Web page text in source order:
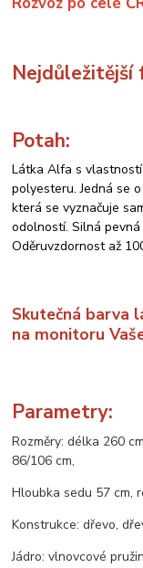
Nejdůležitější
Potah:
Látka Alfa s
polyesteru. Jedná se
která se vyznačuje
odolností. Silná
Oděruvzdornost až
Skutečná barva
na monitoru
Parametry:
Rozměry: délka 260
86/106 cm,
Hloubka sedu 57 cm,
Konstrukce: dřevo,
Jádro: vlnovcové